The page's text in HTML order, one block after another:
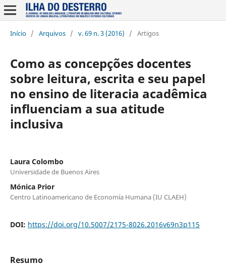
Início / Arquivos / v. 69 n. 3 (2016) / Artigos
Como as concepções docentes
sobre leitura, escrita e seu papel
no ensino de literacia acadêmica
influenciam a sua atitude
inclusiva
Laura Colombo
Universidade de Buenos Aires
Mónica Prior
Centro Latinoamericano de Economía Humana (IU CLAEH)
DOI: https://doi.org/10.5007/2175-8026.2016v69n3p115
Resumo